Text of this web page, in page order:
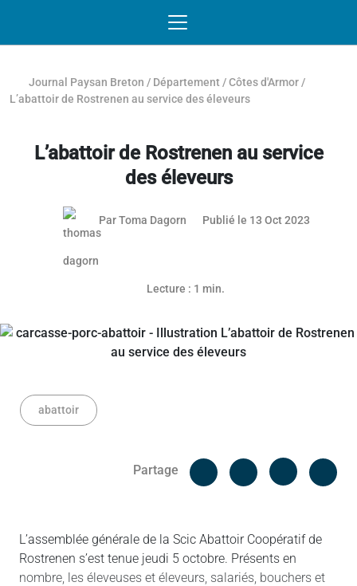
Journal Paysan Breton / Département /Côtes d'Armor /
L’abattoir de Rostrenen au service des éleveurs
L’abattoir de Rostrenen au service
des éleveurs
Article réservé aux abonnés
ParToma Dagorn Publié le 13 Oct 2023
Lecture : 1 min.
abattoir
Partage
Facebook
L’assemblée générale de la Scic Abattoir Coopératif de
Rostrenen s’est tenue jeudi 5 octobre. Présents en
nombre, les éleveuses et éleveurs, salariés, bouchers et